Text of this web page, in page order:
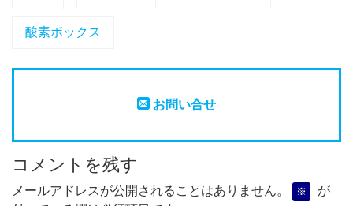
酸素ボックス
お問い合せ
コメントを残す
メールアドレスが公開されることはありません。 ※
が